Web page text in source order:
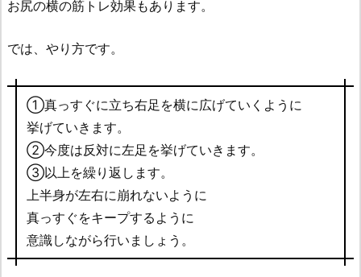
お尻の横の筋トレ効果もあります。
では、やり方です。
①真っすぐに立ち右足を横に広げていくように
挙げていきます。
②今度は反対に左足を挙げていきます。
③以上を繰り返します。
上半身が左右に崩れないように
真っすぐをキープするように
意識しながら行いましょう。